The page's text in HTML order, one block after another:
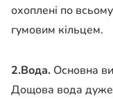
охоплені по
гумовим кільцем.
2.Вода. Основна
Дощова вода дуже